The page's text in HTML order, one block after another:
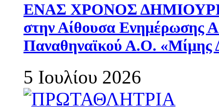
ΕΝΑΣ ΧΡΟΝΟΣ
στην Αίθουσα Ενημέρωσης
Παναθηναϊκού Α.Ο. «Μίμης
5 Ιουλίου 2026